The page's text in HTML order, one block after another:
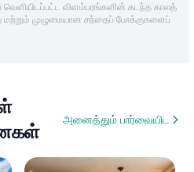
வெளியிடப்பட்ட விளம்பரங்களின் கடந்த காலத்
முழுமையான சந்தைப் போக்குகளைப்
அனைத்தும் பார்வையிட